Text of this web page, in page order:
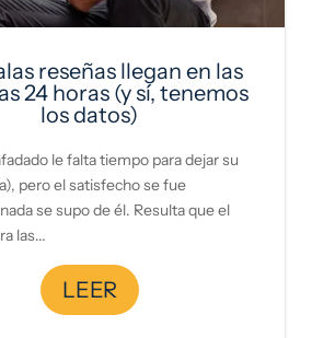
reseñas llegan en las
24 horas (y sí, tenemos
los datos)
le falta tiempo para dejar su
pero el satisfecho se fue
se supo de él. Resulta que el
las...
LEER